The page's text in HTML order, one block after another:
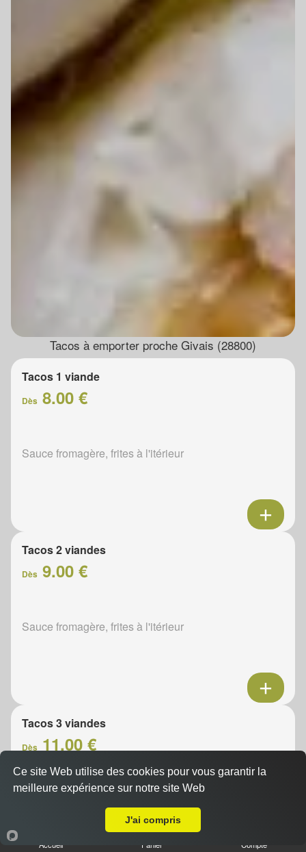
Tacos à emporter proche Givais (28800)
Tacos 1 viande
Dès 8.00 €
Sauce fromagère, frites à l'itérieur
Tacos 2 viandes
Dès 9.00 €
Sauce fromagère, frites à l'itérieur
Tacos 3 viandes
Dès 11.00 €
Accueil Panier Compte
Ce site Web utilise des cookies pour vous garantir la
meilleure expérience sur notre site Web
J'ai compris